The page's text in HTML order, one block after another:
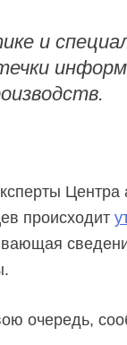
и
Центра
происходит
очередь,